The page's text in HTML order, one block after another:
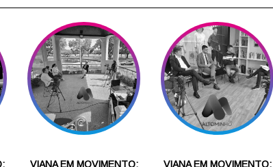
VIANA EM MOVIMENTO:
VIANA EM MOVIMENTO: